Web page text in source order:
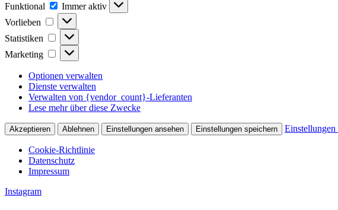
Funktional
Immer aktiv
Vorlieben
Vorlieben
Statistiken Statistiken
Marketing Marketing
Optionen verwalten
Dienste verwalten
Verwalten von {vendor_count}-Lieferanten
Lese mehr über diese Zwecke
Akzeptieren Ablehnen Einstellungen ansehen Einstellungen speichern Einstellungen
Cookie-Richtlinie
Datenschutz
Impressum
Zum
Instagram